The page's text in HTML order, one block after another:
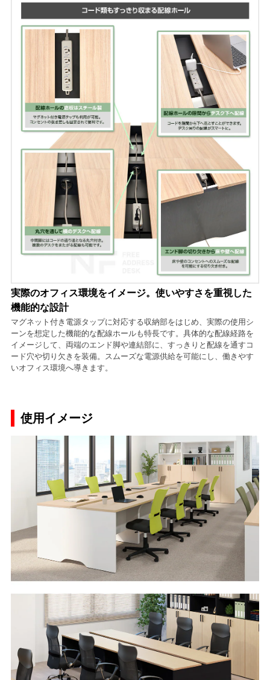
実際のオフィス環境をイメージ。使いやすさを重視した
機能的な設計
マグネット付き電源タップに対応する収納部をはじめ、実際の使用シ
ーンを想定した機能的な配線ホールも特長です。具体的な配線経路を
イメージして、両端のエンド脚や連結部に、すっきりと配線を通すコ
ード穴や切り欠きを装備。スムーズな電源供給を可能にし、働きやす
いオフィス環境へ導きます。
使用イメージ